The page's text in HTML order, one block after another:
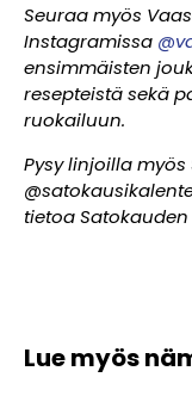
Seuraa myös
Instagramissa
ensimmäisten
resepteistä sekä
ruokailuun.
Pysy linjoilla
tietoa Satokauden
Lue myös